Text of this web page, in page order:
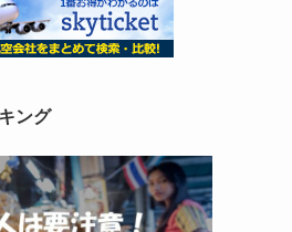
ング